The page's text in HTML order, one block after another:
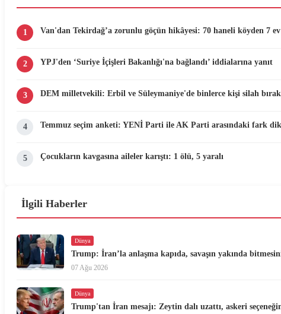
1 Van'dan Tekirdağ’a zorunlu göçün hikâyesi: 70 haneli köyden 7 ev
2 YPJ'den ‘Suriye İçişleri Bakanlığı'na bağlandı’ iddialarına yanıt
3 DEM milletvekili: Erbil ve Süleymaniye'de binlerce kişi silah
4 Temmuz seçim anketi: YENİ Parti ile AK Parti arasındaki fark
5 Çocukların kavgasına aileler karıştı: 1 ölü, 5 yaralı
İlgili Haberler
Dünya
Trump: İran’la anlaşma kapıda, savaşın yakında
07 Ağu 2026
Dünya
Trump'tan İran mesajı: Zeytin dalı uzattı, askeri seçeneğin